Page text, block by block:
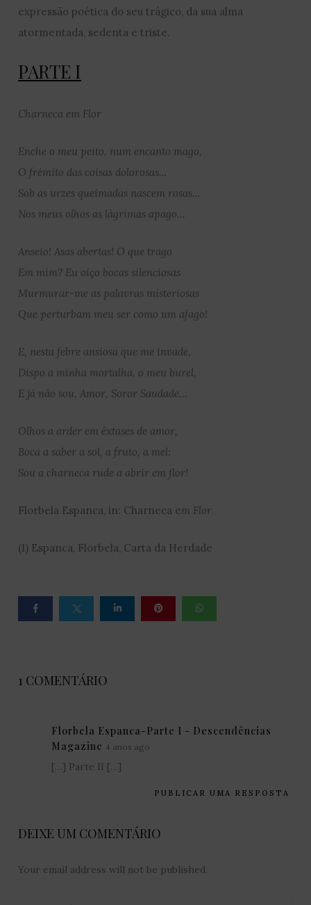
expressão poética do seu trágico, da sua alma
atormentada, sedenta e triste.
PARTE I
Charneca em Flor
Enche o meu peito, num encanto mago,
O frémito das coisas dolorosas…
Sob as urzes queimadas nascem rosas…
Nos meus olhos as lágrimas apago…
Anseio! Asas abertas! O que trago
Em mim? Eu oiço bocas silenciosas
Murmurar-me as palavras misteriosas
Que perturbam meu ser como um afago!
E, nesta febre ansiosa que me invade,
Dispo a minha mortalha, o meu burel,
E já não sou, Amor, Soror Saudade…
Olhos a arder em êxtases de amor,
Boca a saber a sol, a fruto, a mel:
Sou a charneca rude a abrir em flor!
Florbela Espanca, in: Charneca em Flor
(1) Espanca, Florbela, Carta da Herdade
1 COMENTÁRIO
Florbela Espanca-Parte I - Descendências
Magazine 4 anos ago
PUBLICAR UMA RESPOSTA
[…] Parte II […]
DEIXE UM COMENTÁRIO
Your email address will not be published.